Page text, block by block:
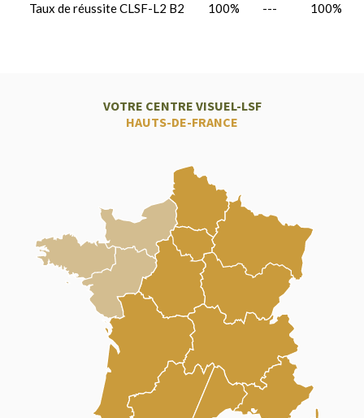
Taux de réussite CLSF-L2 B2 100% --- 100%
VOTRE CENTRE VISUEL-LSF
HAUTS-DE-FRANCE